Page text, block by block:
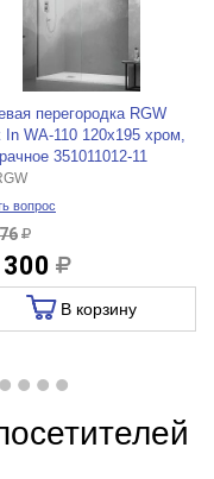
перегородка RGW
In WA-110 120x195 хром,
351011012-11
вопрос
В корзину